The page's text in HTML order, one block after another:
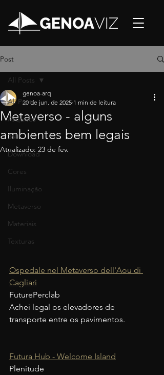
Post
All Posts
Arquivos
360
Download
Cores
Iluminação
Metaverso
Materiais
Texturas
All Posts
Metaverso - alguns
ambientes bem legais
genoa-arq
20 de jun. de 2025 1 min de leitura
Atualizado: 23 de fev.
Ospedale nel Metaverso dell'Aou di
Cagliari
FuturePerclab
Achei legal os elevadores de
transporte entre os pavimentos.
Futura Hub - Welcome Island
Plenitude